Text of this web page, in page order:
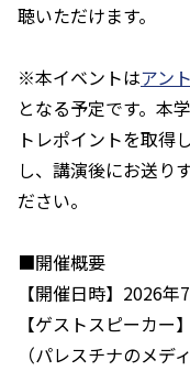
聴いただけます。
※本イベントはアン
となる予定です。本
トレポイントを取得
し、講演後にお送り
ださい。
■開催概要
【開催日時】2026
【ゲストスピーカー
（パレスチナのメ